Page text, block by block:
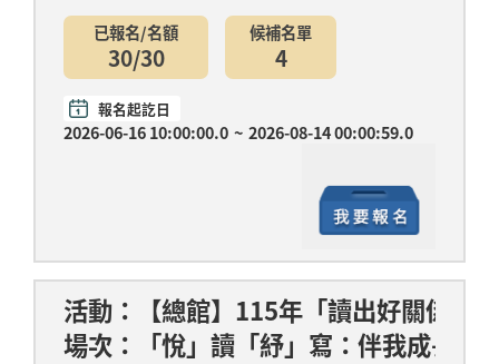
已報名/名額
30/30
候補名單
4
報名起訖日
2026-06-16 10:00:00.0 ~ 2026-08-14 00:00:59.0
活動：【總館】115年「讀出好關係」
場次：「悅」讀「紓」寫：伴我成長--